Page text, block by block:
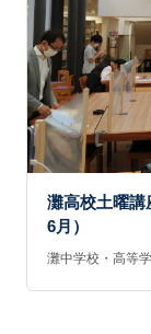
灘高校土曜講
6月）
灘中学校・高等